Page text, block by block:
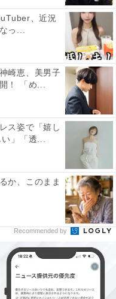
、近況
っ...
崎恵、美男子
！ 「め...
ス姿で「嬉し
」「透...
か、このまま
Recommended by